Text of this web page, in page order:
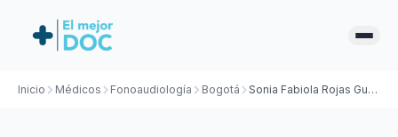
Inicio Médicos Fonoaudiología Bogotá Sonia Fabiola Rojas Guevara